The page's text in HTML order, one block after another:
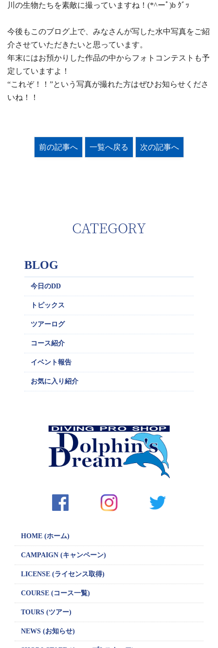
川の生物たちを素敵に撮っていますね！(*^ーﾟ)b ｸﾞｯ
今後もこのブログ上で、みなさんが写した水中写真をご紹
介させていただきたいと思っています。
年末にはお預かりした作品の中からフォトコンテストも予
定していますよ！
“これぞ！！”という写真が撮れた方はぜひお知らせくださ
いね！！
前の記事へ 一覧へ戻る 次の記事へ
CATEGORY
BLOG
今日のDD
トピックス
ツアーログ
コース紹介
イベント報告
お気に入り紹介
HOME (ホーム)
CAMPAIGN (キャンペーン)
LICENSE (ライセンス取得)
COURSE (コース一覧)
TOURS (ツアー)
NEWS (お知らせ)